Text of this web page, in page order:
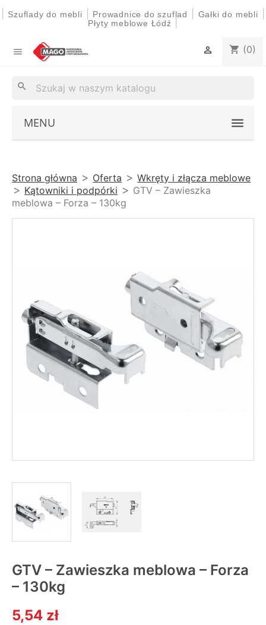
Szuflady do mebli Prowadnice do szuflad Gałki do mebli
Płyty meblowe Łódź
 shopping_cart (0)

search
MENU
Strona główna Oferta
Wkręty i złącza meblowe
Kątowniki i podpórki
GTV – Zawieszka
meblowa – Forza – 130kg
GTV – Zawieszka meblowa – Forza
– 130kg
5,54 zł